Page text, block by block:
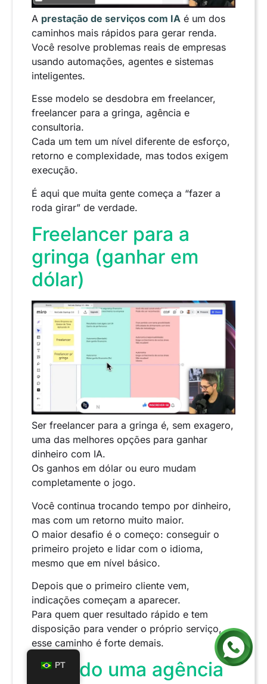
A prestação de serviços com IA é um dos
caminhos mais rápidos para gerar renda.
Você resolve problemas reais de empresas
usando automações, agentes e sistemas
inteligentes.
Esse modelo se desdobra em freelancer,
freelancer para a gringa, agência e
consultoria.
Cada um tem um nível diferente de esforço,
retorno e complexidade, mas todos exigem
execução.
É aqui que muita gente começa a “fazer a
roda girar” de verdade.
Freelancer para a
gringa (ganhar em
dólar)
Ser freelancer para a gringa é, sem exagero,
uma das melhores opções para ganhar
dinheiro com IA.
Os ganhos em dólar ou euro mudam
completamente o jogo.
Você continua trocando tempo por dinheiro,
mas com um retorno muito maior.
O maior desafio é o começo: conseguir o
primeiro projeto e lidar com o idioma,
mesmo que em nível básico.
Depois que o primeiro cliente vem,
indicações começam a aparecer.
Para quem quer resultado rápido e tem
disposição para vender o próprio serviço,
esse caminho é forte demais.
Criando uma agência
PT